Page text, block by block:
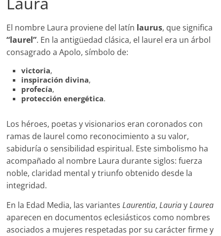
El nombre Laura proviene del latín laurus, que significa
“laurel”. En la antigüedad clásica, el laurel era un árbol
consagrado a Apolo, símbolo de:
victoria,
inspiración divina,
profecía,
protección energética.
Los héroes, poetas y visionarios eran coronados con
ramas de laurel como reconocimiento a su valor,
sabiduría o sensibilidad espiritual. Este simbolismo ha
acompañado al nombre Laura durante siglos: fuerza
noble, claridad mental y triunfo obtenido desde la
integridad.
En la Edad Media, las variantesLaurentia,LauriayLaurea
aparecen en documentos eclesiásticos como nombres
asociados a mujeres respetadas por su carácter firme y